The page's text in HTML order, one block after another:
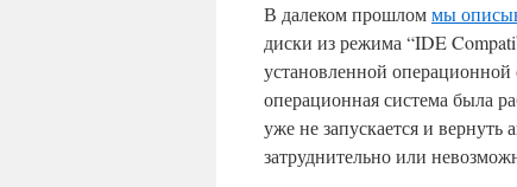
В далеком прошломмы
диски из режима “IDE
установленной
операционная система была
уже не запускается и
затруднительно или